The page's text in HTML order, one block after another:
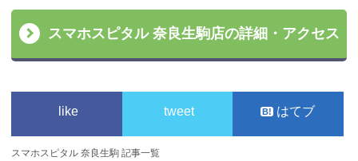
スマホスピタル 奈良生駒店の詳細・アクセス
like tweet はてブ
スマホスピタル 奈良生駒 記事一覧